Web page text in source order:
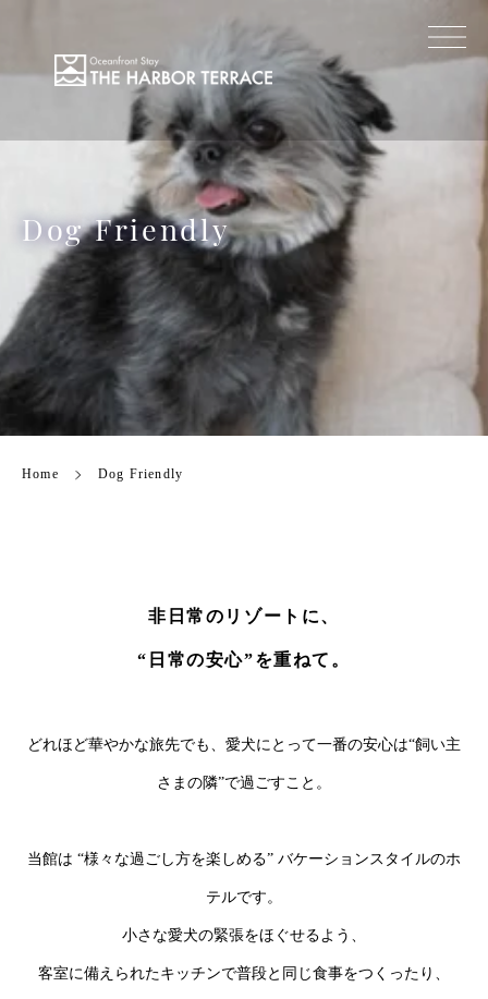
Dog Friendly
Home Dog Friendly
非日常のリゾートに、
“日常の安心”を重ねて。
どれほど華やかな旅先でも、愛犬にとって一番の安心は“飼い主
さまの隣”で過ごすこと。
当館は “様々な過ごし方を楽しめる” バケーションスタイルのホ
テルです。
小さな愛犬の緊張をほぐせるよう、
客室に備えられたキッチンで普段と同じ食事をつくったり、